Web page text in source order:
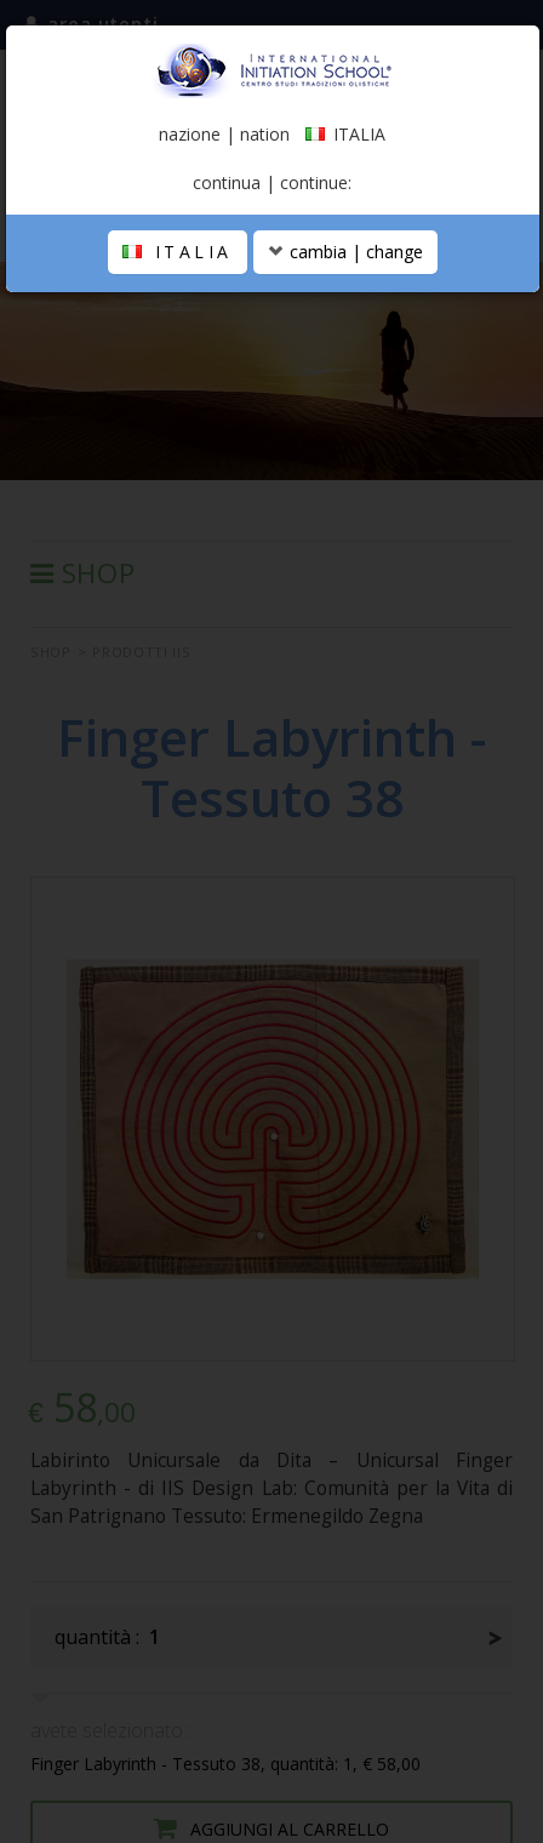
iscriviti alla mailing list
(italiano)
area utenti
LA SCUOLA
SHOP
SEMINARI IN DIFFERITA
Finger Labyrinth -
Tessuto 38
€ 58,00
Labirinto Unicursale da Dita – Unicursal Finger
Labyrinth - di IIS Design Lab: Comunità per la Vita di
San Patrignano Tessuto: Ermenegildo Zegna
quantità : 1
Finger Labyrinth - Tessuto 38, quantità: 1, € 58,00
AGGIUNGI AL CARRELLO
nazione | nation ITALIA
continua | continue:
ITALIA cambia | change